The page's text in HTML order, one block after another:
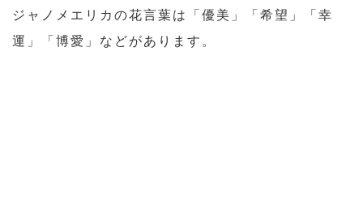
ジャノメエリカの花言葉は「優美」「希望」「幸
運」「博愛」などがあります。